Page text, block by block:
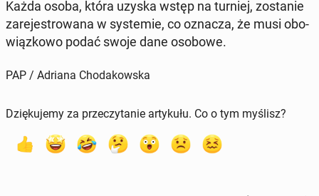
Każda osoba, która uzyska wstęp na turniej, zo­sta­nie
za­re­je­stro­wa­na w sys­te­mie, co oznacza, że musi obo­
wiąz­ko­wo podać swoje dane osobowe.
PAP / Adriana Chodakowska
Dziękujemy za przeczytanie artykułu. Co o tym myślisz?